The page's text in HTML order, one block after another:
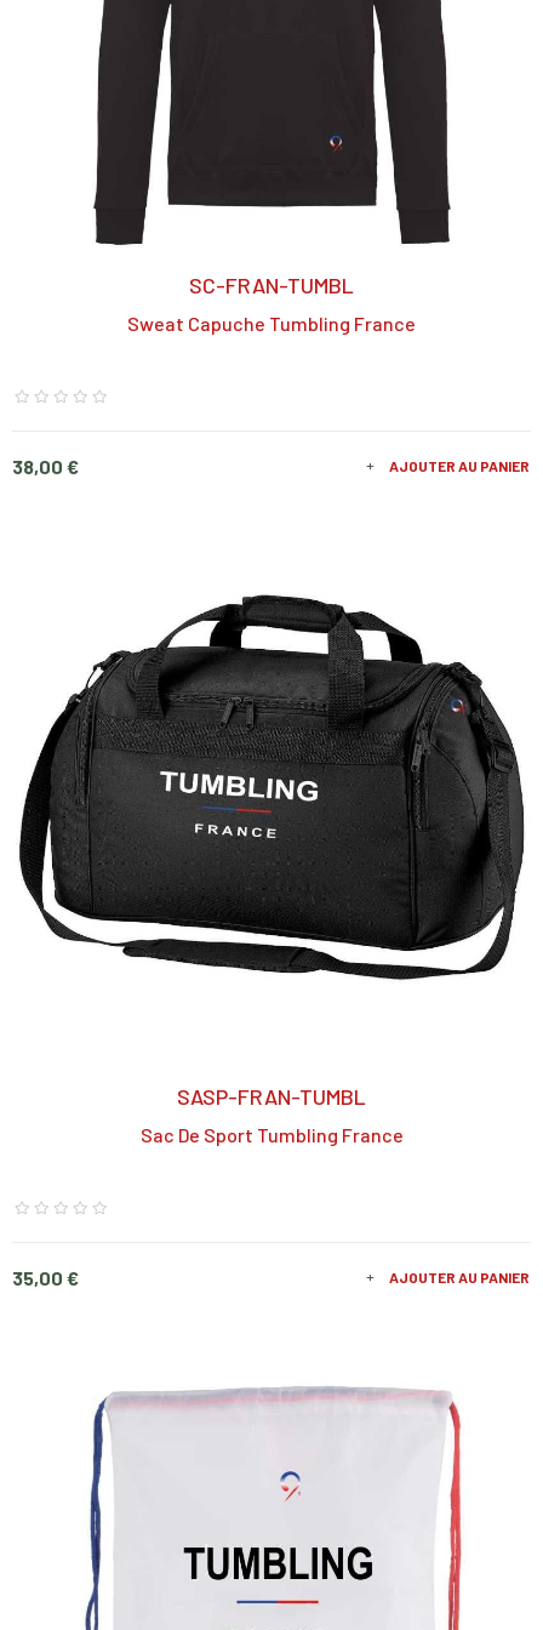
SC-FRAN-TUMBL
Sweat Capuche Tumbling France
AJOUTER AU PANIER
Prix
38,00 €
SASP-FRAN-TUMBL
Sac De Sport Tumbling France
AJOUTER AU PANIER
Prix
35,00 €